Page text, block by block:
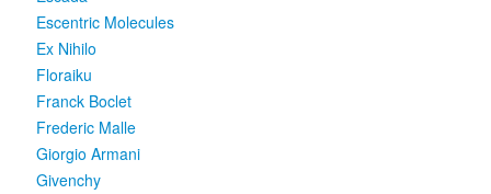
Escentric Molecules
Ex Nihilo
Floraiku
Franck Boclet
Frederic Malle
Giorgio Armani
Givenchy